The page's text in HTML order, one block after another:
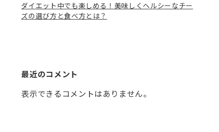
ダイエット中でも楽しめる！美味しくヘルシーなチー
ズの選び方と食べ方とは？
最近のコメント
表示できるコメントはありません。